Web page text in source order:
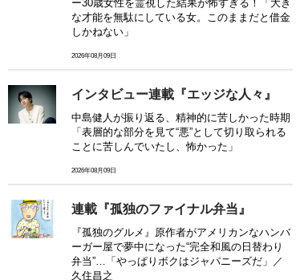
ー30歳女性を霊視した結果が怖すぎる！「大き
な才能を無駄にしている女。このままだと借金
しかねない」
2026年08月09日
インタビュー連載『エッジな人々』
中島健人が振り返る、精神的に苦しかった時期
「表層的な部分を見て“悪”として切り取られる
ことに苦しんでいたし、怖かった」
2026年08月09日
連載『孤独のファイナル弁当』
『孤独のグルメ』原作者がアメリカンなハンバ
ーガー屋で夢中になった“完全和風の日替わり
弁当”…「やっぱりボクはジャパニーズだ」／
久住昌之